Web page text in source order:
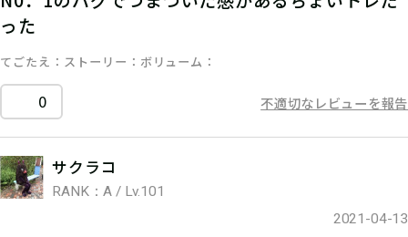
った
てごたえ ストーリー ボリューム
0 不適切なレビューを報告
サクラコ
RANK：A / Lv.101
2021-04-13